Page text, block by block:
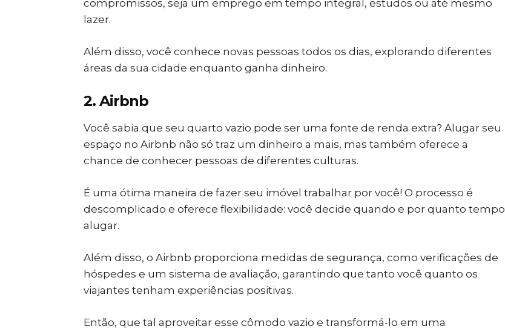
compromissos, seja um emprego em tempo integral, estudos ou até mesmo
lazer.
Além disso, você conhece novas pessoas todos os dias, explorando diferentes
áreas da sua cidade enquanto ganha dinheiro.
2. Airbnb
Você sabia que seu quarto vazio pode ser uma fonte de renda extra? Alugar seu
espaço no Airbnb não só traz um dinheiro a mais, mas também oferece a
chance de conhecer pessoas de diferentes culturas.
É uma ótima maneira de fazer seu imóvel trabalhar por você! O processo é
descomplicado e oferece flexibilidade: você decide quando e por quanto tempo
alugar.
Além disso, o Airbnb proporciona medidas de segurança, como verificações de
hóspedes e um sistema de avaliação, garantindo que tanto você quanto os
viajantes tenham experiências positivas.
Então, que tal aproveitar esse cômodo vazio e transformá-lo em uma